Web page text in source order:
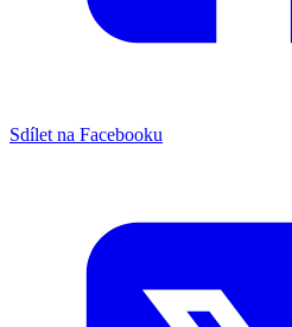
Sdílet na Facebooku